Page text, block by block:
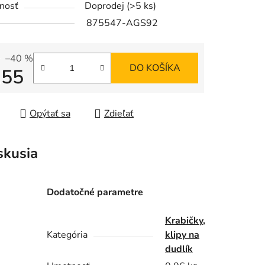
Doprodej (>5 ks)
875547-AGS92
–40 %
DO KOŠÍKA
Opýtať sa Zdieľať
Dodatočné parametre
Kategória
Krabičky,
klipy na
dudlík